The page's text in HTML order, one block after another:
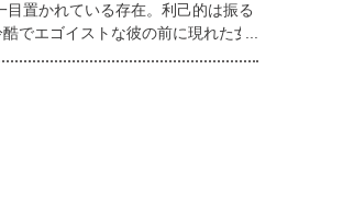
置かれている存在。利己的は振る
でエゴイストな彼の前に現れた女
ニー??